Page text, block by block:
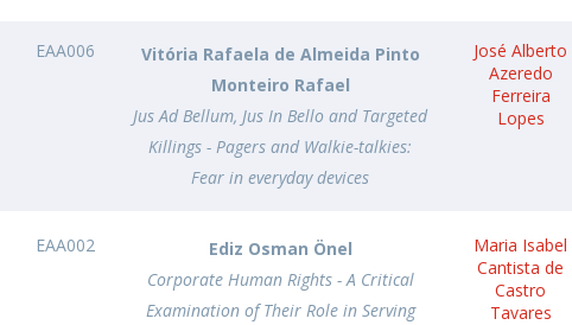
EAA006
Vitória Rafaela de Almeida Pinto
Monteiro Rafael
Jus Ad Bellum, Jus In Bello and Targeted
Killings - Pagers and Walkie-talkies:
Fear in everyday devices
José Alberto
Azeredo
Ferreira
Lopes
EAA002
Ediz Osman Önel
Corporate Human Rights - A Critical
Examination of Their Role in Serving
Maria Isabel
Cantista de
Castro
Tavares